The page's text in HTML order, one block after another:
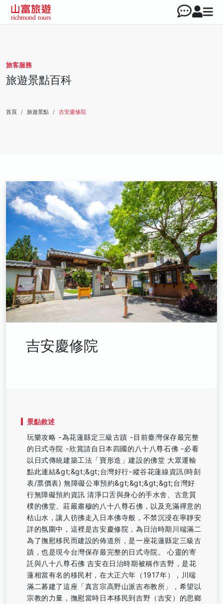
旅客服務
旅遊景點百科
首頁 旅遊景點 吉安慶修院
吉安慶修院
景點敘述
玩樂攻略 -為花蓮縣定三級古蹟 -目前臺灣保存最完整
的日式寺院 -欣賞請自日本四國的八十八尊石佛 -必看
以日式傳統建築工法「寶形造」建設的佛堂 大眾運輸
點此連結&gt;&gt;&gt;台灣好行-縱谷花蓮線資訊(時刻
表/票價表) 無障礙公車預約&gt;&gt;&gt;&gt;台灣好
行無障礙預約資訊 清淨口舌與身心的手水舍、古意質
樸的佛堂、莊嚴肅穆的八十八尊石佛，以及充滿禪意的
枯山水，讓人彷彿走入日本佛寺般，不禁沉浸在寧靜安
詳的氛圍中，這裡是吉安慶修院，為日治時期川端滿二
為了撫慰移民而建設的佈道所，是一座花蓮縣定三級古
蹟，也是現今台灣保存最完整的日式寺院。 心靈的寄
託與八十八尊石佛 吉安在日治時期被稱作吉野，是花
蓮相當有名的移民村，在大正六年（1917年），川端
滿二募建了這座「真言宗高野山派吉布教所」，希望以
宗教的力量，撫慰當時日本移民到吉野（吉安）的思鄉